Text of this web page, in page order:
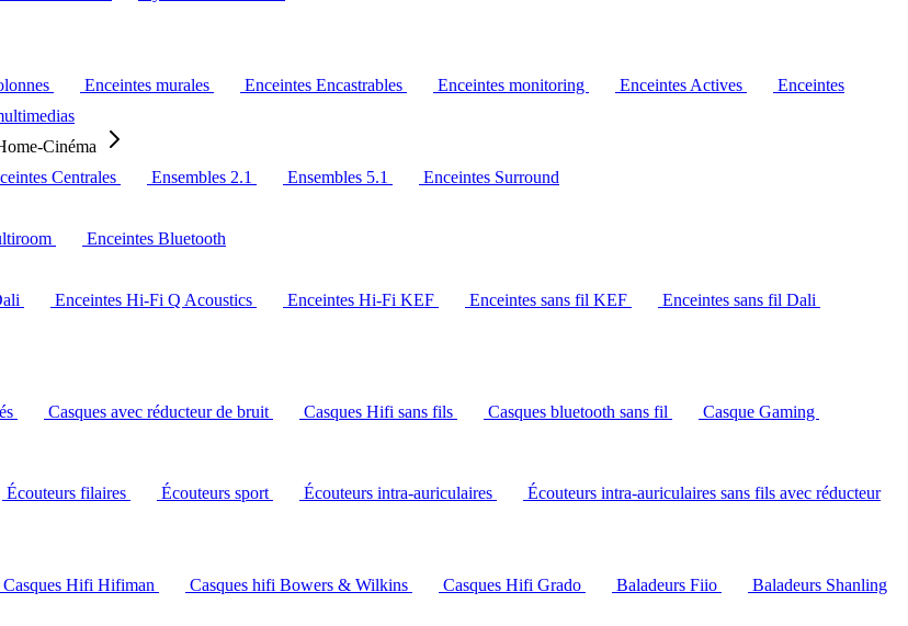
Enceintes murales Enceintes Encastrables Enceintes monitoring Enceintes Actives
Enceintes
Cinéma
Centrales Ensembles 2.1 Ensembles 5.1
Enceintes Surround
Enceintes Bluetooth
Enceintes Hi-Fi Q Acoustics Enceintes Hi-Fi KEF Enceintes sans fil KEF
Enceintes sans fil Dali
Casques avec réducteur de bruit Casques Hifi sans fils Casques bluetooth sans fil
Casque Gaming
Écouteurs filaires Écouteurs sport Écouteurs intra-auriculaires
Écouteurs intra-auriculaires sans fils avec réducteur
Casques Hifi Hifiman Casques hifi Bowers & Wilkins Casques Hifi Grado Baladeurs Fiio
Baladeurs Shanling